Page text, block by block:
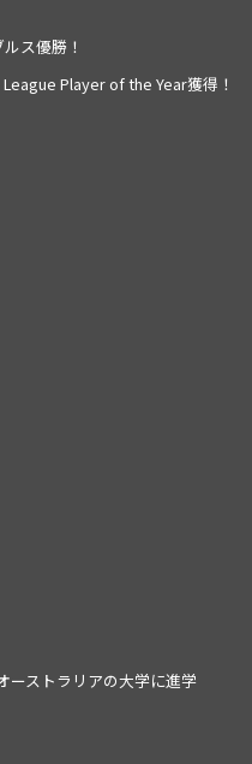
ス優勝！
Player of the Year獲得！
ーストラリアの大学に進学